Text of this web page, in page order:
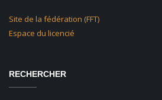
Site de la fédération (FFT)
Espace du licencié
RECHERCHER